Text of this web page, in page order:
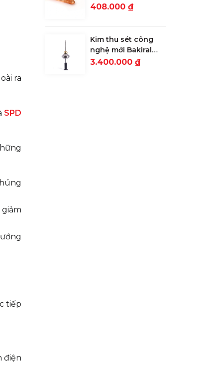
ra
SPD
tiếp
điện
D16 x 2.4m lớp mạ
408.000 ₫
Kim thu sét công
nghệ mới Bakiral
ALFA S ESE 15: Bán
3.400.000 ₫